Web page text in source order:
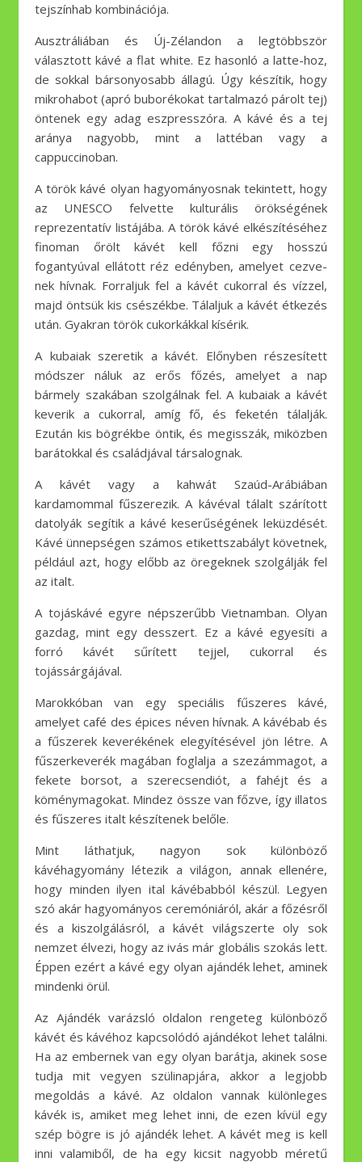
tejszínhab kombinációja.
Ausztráliában és Új-Zélandon a legtöbbször
választott kávé a flat white. Ez hasonló a latte-hoz,
de sokkal bársonyosabb állagú. Úgy készítik, hogy
mikrohabot (apró buborékokat tartalmazó párolt tej)
öntenek egy adag eszpresszóra. A kávé és a tej
aránya nagyobb, mint a lattéban vagy a
cappuccinoban.
A török ​​kávé olyan hagyományosnak tekintett, hogy
az UNESCO felvette kulturális örökségének
reprezentatív listájába. A török ​​kávé elkészítéséhez
finoman őrölt kávét kell főzni egy hosszú
fogantyúval ellátott réz edényben, amelyet cezve-
nek hívnak. Forraljuk fel a kávét cukorral és vízzel,
majd öntsük kis csészékbe. Tálaljuk a kávét étkezés
után. Gyakran török ​​cukorkákkal kísérik.
A kubaiak szeretik a kávét. Előnyben részesített
módszer náluk az erős főzés, amelyet a nap
bármely szakában szolgálnak fel. A kubaiak a kávét
keverik a cukorral, amíg fő, és feketén tálalják.
Ezután kis bögrékbe öntik, és megisszák, miközben
barátokkal és családjával társalognak.
A kávét vagy a kahwát Szaúd-Arábiában
kardamommal fűszerezik. A kávéval tálalt szárított
datolyák segítik a kávé keserűségének leküzdését.
Kávé ünnepségen számos etikettszabályt követnek,
például azt, hogy előbb az öregeknek szolgálják fel
az italt.
A tojáskávé egyre népszerűbb Vietnamban. Olyan
gazdag, mint egy desszert. Ez a kávé egyesíti a
forró kávét sűrített tejjel, cukorral és
tojássárgájával.
Marokkóban van egy speciális fűszeres kávé,
amelyet café des épices néven hívnak. A kávébab és
a fűszerek keverékének elegyítésével jön létre. A
fűszerkeverék magában foglalja a szezámmagot, a
fekete borsot, a szerecsendiót, a fahéjt és a
köménymagokat. Mindez össze van főzve, így illatos
és fűszeres italt készítenek belőle.
Mint láthatjuk, nagyon sok különböző
kávéhagyomány létezik a világon, annak ellenére,
hogy minden ilyen ital kávébabból készül. Legyen
szó akár hagyományos ceremóniáról, akár a főzésről
és a kiszolgálásról, a kávét világszerte oly sok
nemzet élvezi, hogy az ivás már globális szokás lett.
Éppen ezért a kávé egy olyan ajándék lehet, aminek
mindenki örül.
Az Ajándék varázsló oldalon rengeteg különböző
kávét és kávéhoz kapcsolódó ajándékot lehet találni.
Ha az embernek van egy olyan barátja, akinek sose
tudja mit vegyen szülinapjára, akkor a legjobb
megoldás a kávé. Az oldalon vannak különleges
kávék is, amiket meg lehet inni, de ezen kívül egy
szép bögre is jó ajándék lehet. A kávét meg is kell
inni valamiből, de ha egy kicsit nagyobb méretű